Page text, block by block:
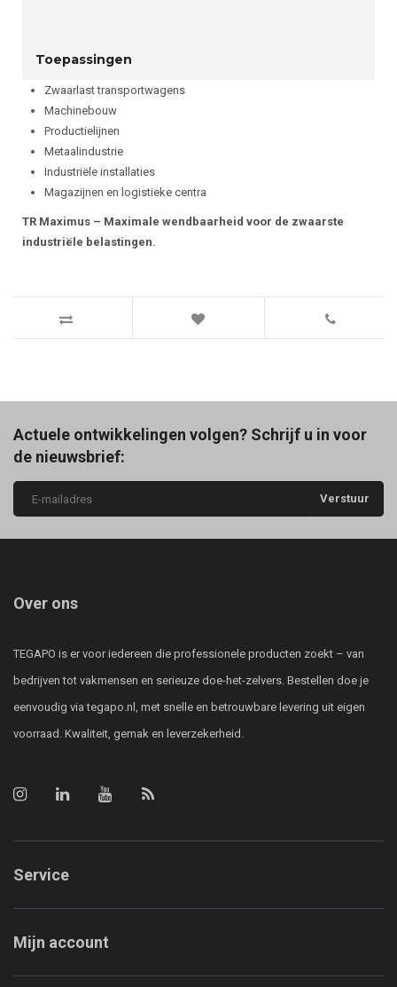
Toepassingen
Zwaarlast transportwagens
Machinebouw
Productielijnen
Metaalindustrie
Industriële installaties
Magazijnen en logistieke centra
TR Maximus – Maximale wendbaarheid voor de zwaarste
industriële belastingen.
Actuele ontwikkelingen volgen? Schrijf u in voor
de nieuwsbrief:
Verstuur
Over ons
TEGAPO is er voor iedereen die professionele producten zoekt – van
bedrijven tot vakmensen en serieuze doe-het-zelvers. Bestellen doe je
eenvoudig via tegapo.nl, met snelle en betrouwbare levering uit eigen
voorraad. Kwaliteit, gemak en leverzekerheid.
Service
Mijn account